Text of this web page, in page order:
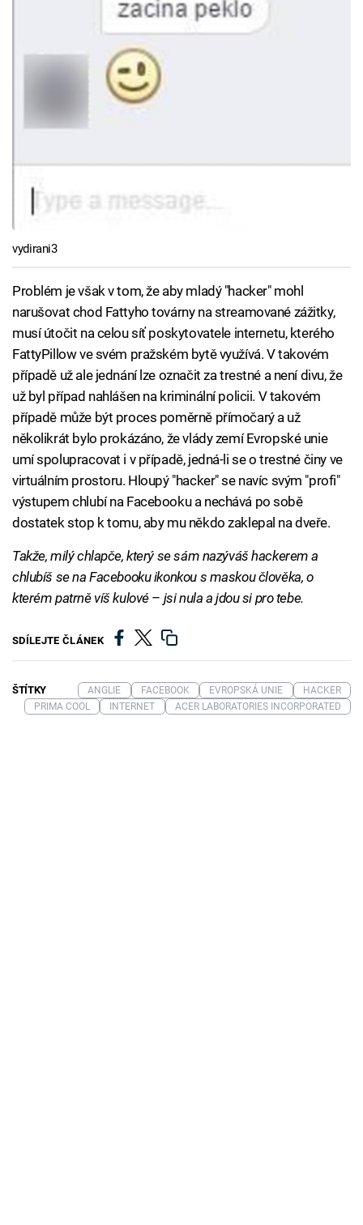
vydirani3
Problém je však v tom, že aby mladý "hacker" mohl
narušovat chod Fattyho továrny na streamované zážitky,
musí útočit na celou síť poskytovatele internetu, kterého
FattyPillow ve svém pražském bytě využívá. V takovém
případě už ale jednání lze označit za trestné a není divu, že
už byl případ nahlášen na kriminální policii. V takovém
případě může být proces poměrně přímočarý a už
několikrát bylo prokázáno, že vlády zemí Evropské unie
umí spolupracovat i v případě, jedná-li se o trestné činy ve
virtuálním prostoru. Hloupý "hacker" se navíc svým "profi"
výstupem chlubí na Facebooku a nechává po sobě
dostatek stop k tomu, aby mu někdo zaklepal na dveře.
Takže, milý chlapče, který se sám nazýváš hackerem a
chlubíš se na Facebooku ikonkou s maskou člověka, o
kterém patrně víš kulové – jsi nula a jdou si pro tebe.
SDÍLEJTE ČLÁNEK
ŠTÍTKY ANGLIE FACEBOOK EVROPSKÁ UNIE
HACKER
PRIMA COOL
INTERNET ACER LABORATORIES INCORPORATED